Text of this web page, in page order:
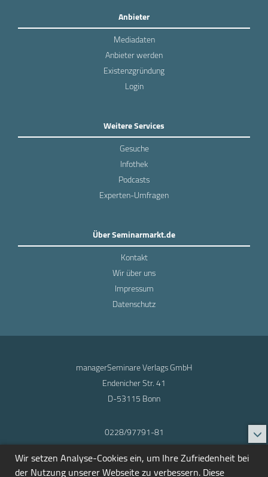
Anbieter
Mediadaten
Anbieter werden
Existenzgründung
Login
Weitere Services
Gesuche
Infothek
Podcasts
Experten-Umfragen
Über Seminarmarkt.de
Kontakt
Wir über uns
Impressum
Datenschutz
managerSeminare Verlags GmbH
Endenicher Str. 41
D-53115 Bonn
0228/97791-81
info@seminarmarkt.de
© 2001-2026
Wir setzen Analyse-Cookies ein, um Ihre Zufriedenheit bei
der Nutzung unserer Webseite zu verbessern. Diese